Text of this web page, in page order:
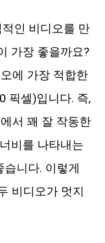
인 비디오를 만
가장 좋을까요?
에 가장 적합한
픽셀)입니다. 즉,
서 꽤 잘 작동한
비를 나타내는
니다. 이렇게
비디오가 멋지